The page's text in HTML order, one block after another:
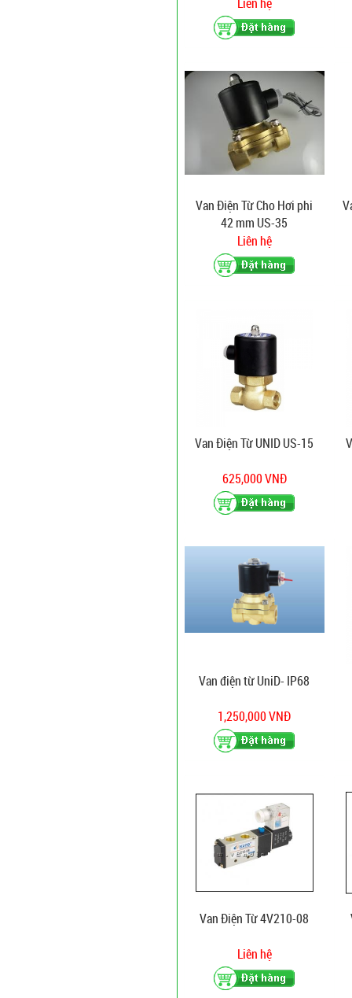
Van Điện Từ Cho Hơi phi
42 mm US-35
Liên hệ
Van Điện Từ UNID US-15
625,000 VNĐ
Van điện từ UniD- IP68
1,250,000 VNĐ
Van Điện Từ 4V210-08
Liên hệ